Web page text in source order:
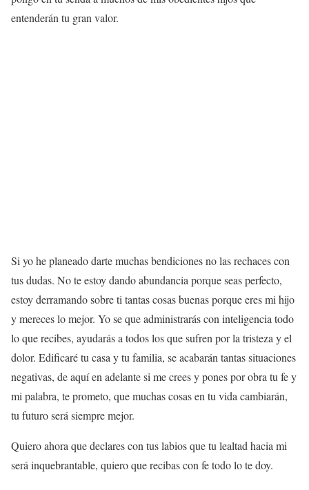
entenderán tu gran valor.
Si yo he planeado darte muchas bendiciones no las rechaces con
tus dudas. No te estoy dando abundancia porque seas perfecto,
estoy derramando sobre ti tantas cosas buenas porque eres mi hijo
y mereces lo mejor. Yo se que administrarás con inteligencia todo
lo que recibes, ayudarás a todos los que sufren por la tristeza y el
dolor. Edificaré tu casa y tu familia, se acabarán tantas situaciones
negativas, de aquí en adelante si me crees y pones por obra tu fe y
mi palabra, te prometo, que muchas cosas en tu vida cambiarán,
tu futuro será siempre mejor.
Quiero ahora que declares con tus labios que tu lealtad hacia mi
será inquebrantable, quiero que recibas con fe todo lo te doy.